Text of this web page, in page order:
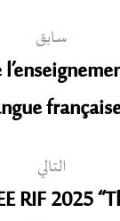
سابق
التالي
RIF 2025